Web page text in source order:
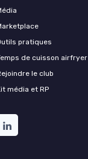
pratiques
de cuisson airfryer
le club
média et RP